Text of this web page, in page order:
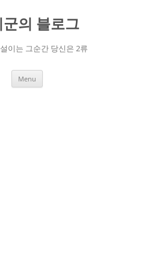
군의 블로그
이는 그순간 당신은 2류
Menu